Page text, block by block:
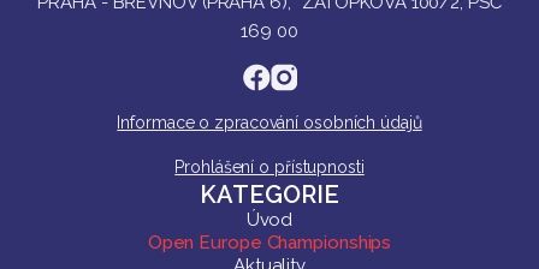
169 00
Informace o zpracování osobních údajů
Prohlášení o přístupnosti
KATEGORIE
Úvod
Open Europe Championships